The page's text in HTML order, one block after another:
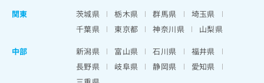
関東
茨城県 栃木県 群馬県
埼玉県
千葉県
東京都 神奈川県
山梨県
中部
新潟県 富山県 石川県
福井県
長野県
岐阜県 静岡県
愛知県